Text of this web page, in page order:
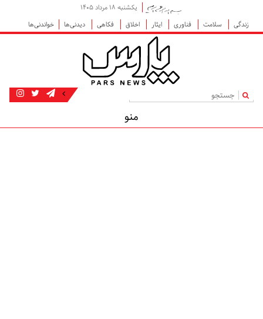
یکشنبه ۱۸ مرداد ۱۴۰۵
زندگی
سلامت فناوری ایثار اخلاق فکاهی دیدنی‌ها خواندنی‌ها
|
منو